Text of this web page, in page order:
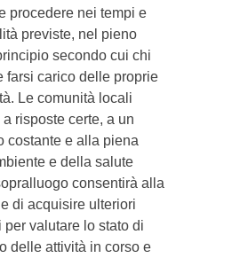
procedere nei tempi e
previste, nel pieno
secondo cui chi
farsi carico delle proprie
Le comunità locali
risposte certe, a un
costante e alla piena
e della salute
consentirà alla
di acquisire ulteriori
valutare lo stato di
delle attività in corso e